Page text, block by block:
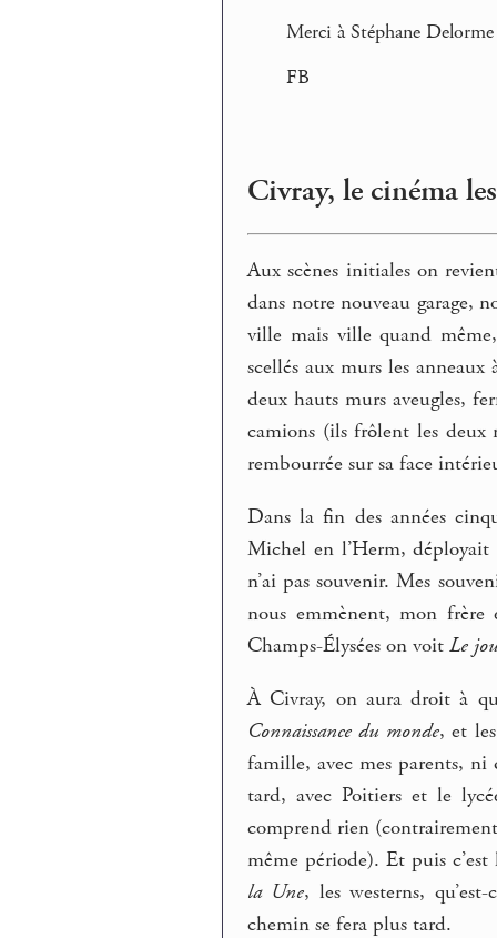
Merci à Stéphane
FB
Civray, le cinéma
Aux scènes initiales on
dans notre nouveau garage,
ville mais ville quand
scellés aux murs les anneaux
deux hauts murs aveugles,
camions (ils frôlent les
rembourrée sur sa face
Dans la fin des années
Michel en l’Herm,
n’ai pas souvenir. Mes
nous emmènent, mon
Champs-Élysées on voitLe
À Civray, on aura droit à
Connaissance du monde, et
famille, avec mes parents, ni
tard, avec Poitiers et le
comprend rien
même période). Et puis
la Une, les westerns,
chemin se fera plus tard.